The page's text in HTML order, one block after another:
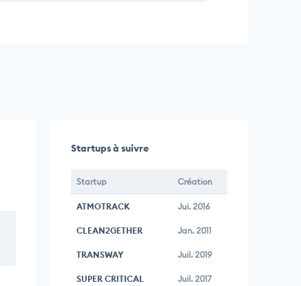
Startups à suivre
Startup Création
ATMOTRACK Jui. 2016
CLEAN2GETHER Jan. 2011
TRANSWAY Juil. 2019
SUPER CRITICAL Juil. 2017